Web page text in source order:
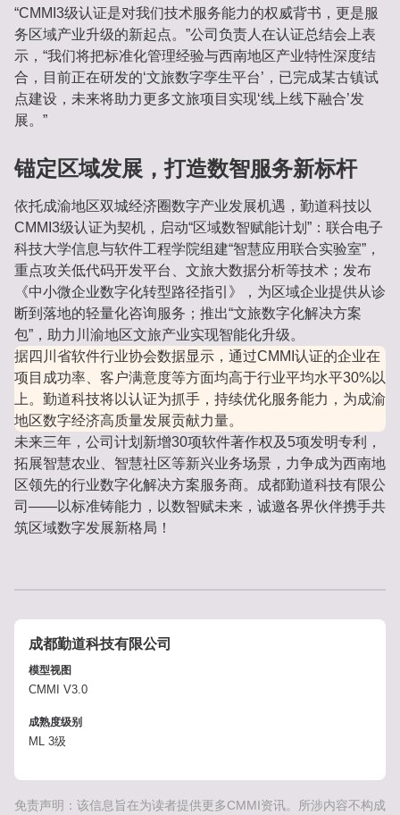
“CMMI3级认证是对我们技术服务能力的权威背书，更是服
务区域产业升级的新起点。”公司负责人在认证总结会上表
示，“我们将把标准化管理经验与西南地区产业特性深度结
合，目前正在研发的‘文旅数字孪生平台’，已完成某古镇试
点建设，未来将助力更多文旅项目实现‘线上线下融合’发
展。”
锚定区域发展，打造数智服务新标杆
依托成渝地区双城经济圈数字产业发展机遇，勤道科技以
CMMI3级认证为契机，启动“区域数智赋能计划”：联合电子
科技大学信息与软件工程学院组建“智慧应用联合实验室”，
重点攻关低代码开发平台、文旅大数据分析等技术；发布
《中小微企业数字化转型路径指引》，为区域企业提供从诊
断到落地的轻量化咨询服务；推出“文旅数字化解决方案
包”，助力川渝地区文旅产业实现智能化升级。
据四川省软件行业协会数据显示，通过CMMI认证的企业在
项目成功率、客户满意度等方面均高于行业平均水平30%以
上。勤道科技将以认证为抓手，持续优化服务能力，为成渝
地区数字经济高质量发展贡献力量。
未来三年，公司计划新增30项软件著作权及5项发明专利，
拓展智慧农业、智慧社区等新兴业务场景，力争成为西南地
区领先的行业数字化解决方案服务商。成都勤道科技有限公
司——以标准铸能力，以数智赋未来，诚邀各界伙伴携手共
筑区域数字发展新格局！
成都勤道科技有限公司
模型视图
CMMI V3.0
成熟度级别
ML 3级
免责声明：该信息旨在为读者提供更多CMMI资讯。所涉内容不构成